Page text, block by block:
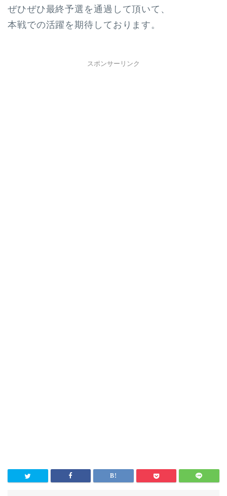
ぜひぜひ最終予選を通過して頂いて、
本戦での活躍を期待しております。
スポンサーリンク